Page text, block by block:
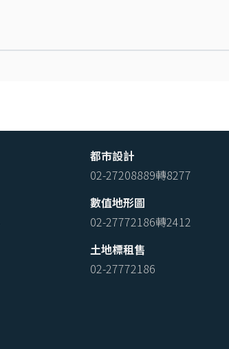
都市設計
02-27208889轉8277
數值地形圖
02-27772186轉2412
土地標租售
02-27772186